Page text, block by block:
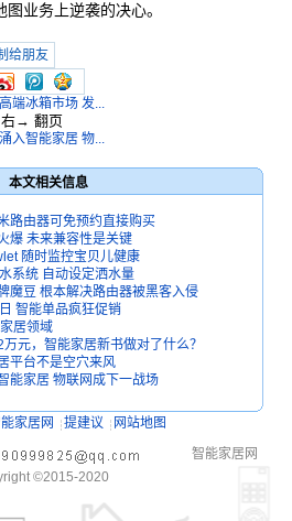
业务上逆袭的决心。
给朋友
端冰箱市场 发...
右→ 翻页
入智能家居 物...
本文相关信息
路由器可免预约直接购买
爆 未来兼容性是关键
随时监控宝贝儿健康
系统 自动设定洒水量
魔豆 根本解决路由器被黑客入侵
智能单品疯狂促销
居领域
元，智能家居新书做对了什么？
平台不是空穴来风
能家居 物联网成下一战场
家居网 提建议
网站地图
智能家居网
©2015-2020